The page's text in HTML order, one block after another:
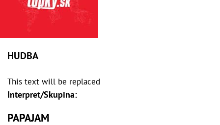
HUDBA
This text will be replaced
Interpret/Skupina:
PAPAJAM